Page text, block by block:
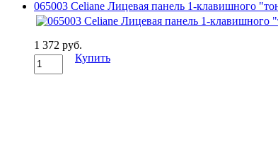
065003 Celianе Лицевая панель 1-клавишного
1 372 руб.
Купить